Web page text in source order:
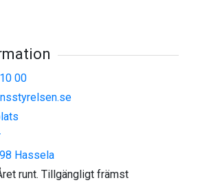
fordon annat än på väg som är
tillåtet om egen ved tagits med,
00
Hassela
runt. Tillgängligt främst